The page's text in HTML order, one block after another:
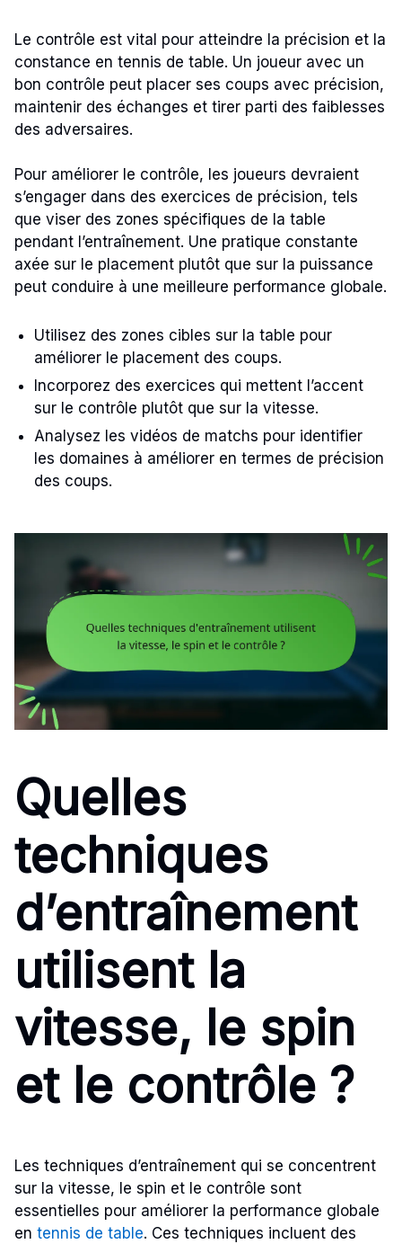
Le contrôle est vital pour atteindre la précision et la
constance en tennis de table. Un joueur avec un
bon contrôle peut placer ses coups avec précision,
maintenir des échanges et tirer parti des faiblesses
des adversaires.
Pour améliorer le contrôle, les joueurs devraient
s’engager dans des exercices de précision, tels
que viser des zones spécifiques de la table
pendant l’entraînement. Une pratique constante
axée sur le placement plutôt que sur la puissance
peut conduire à une meilleure performance globale.
Utilisez des zones cibles sur la table pour
améliorer le placement des coups.
Incorporez des exercices qui mettent l’accent
sur le contrôle plutôt que sur la vitesse.
Analysez les vidéos de matchs pour identifier
les domaines à améliorer en termes de précision
des coups.
Quelles
techniques
d’entraînement
utilisent la
vitesse, le spin
et le contrôle ?
Les techniques d’entraînement qui se concentrent
sur la vitesse, le spin et le contrôle sont
essentielles pour améliorer la performance globale
en tennis de table. Ces techniques incluent des